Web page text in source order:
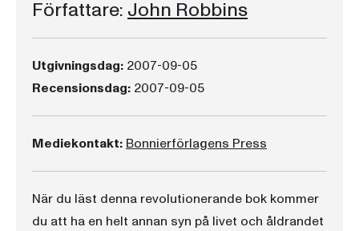
Författare: John Robbins
Utgivningsdag: 2007-09-05
Recensionsdag: 2007-09-05
Mediekontakt: Bonnierförlagens Press
När du läst denna revolutionerande bok kommer
du att ha en helt annan syn på livet och åldrandet